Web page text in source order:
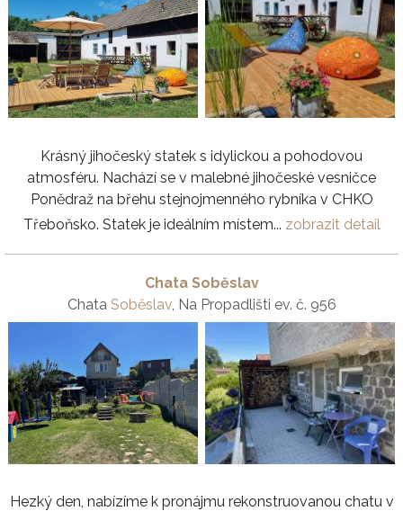
Krásný jihočeský statek s idylickou a pohodovou
atmosféru. Nachází se v malebné jihočeské vesničce
Ponědraž na břehu stejnojmenného rybníka v CHKO
Třeboňsko. Statek je ideálním místem... zobrazit detail
Chata Soběslav
Chata Soběslav, Na Propadlišti ev. č. 956
Hezký den, nabízíme k pronájmu rekonstruovanou chatu v